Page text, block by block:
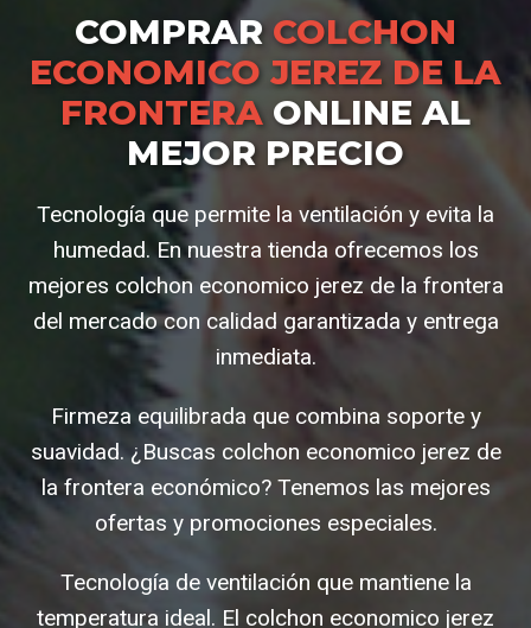
COMPRAR COLCHON
ECONOMICO JEREZ DE LA
FRONTERAONLINE AL
MEJOR PRECIO
Tecnología que permite la ventilación y evita la
humedad. En nuestra tienda ofrecemos los
mejores colchon economico jerez de la frontera
del mercado con calidad garantizada y entrega
inmediata.
Firmeza equilibrada que combina soporte y
suavidad. ¿Buscas colchon economico jerez de
la frontera económico? Tenemos las mejores
ofertas y promociones especiales.
Tecnología de ventilación que mantiene la
temperatura ideal. El colchon economico jerez